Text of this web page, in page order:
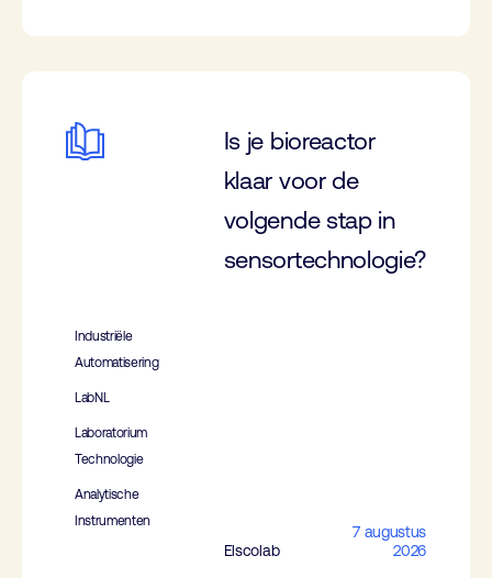
Is je bioreactor
klaar voor de
volgende stap in
sensortechnologie?
Industriële
Automatisering
LabNL
Laboratorium
Technologie
Analytische
Instrumenten
Elscolab
7 augustus
2026